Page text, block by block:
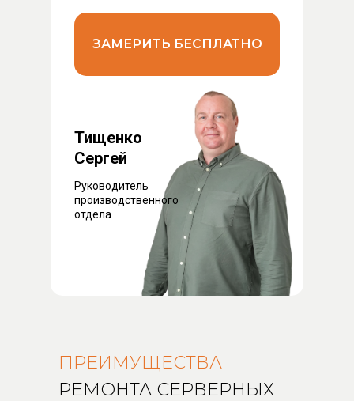
Тищенко
Сергей
Руководитель
производственного
отдела
ЗАМЕРИТЬ БЕСПЛАТНО
ПРЕИМУЩЕСТВА
РЕМОНТА СЕРВЕРНЫХ